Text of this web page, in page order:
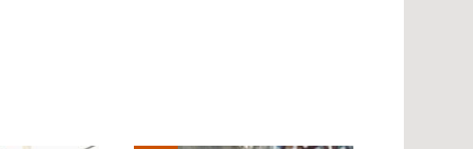
הצדדים: "אנחנו" לעומת "הם". התגובות
בין-תרבותי).